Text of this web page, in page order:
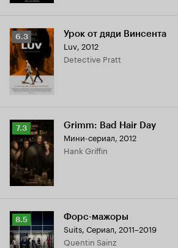
Рейтинг
Кинопоиска
6.3
6.3 Урок от дяди Винсента
Luv, 2012
Detective Pratt
Рейтинг
Кинопоиска
7.3
7.3 Grimm: Bad Hair Day
Мини-сериал, 2012
Hank Griffin
Рейтинг
Кинопоиска
8.5
8.5 Форс-мажоры
Suits, Сериал, 2011–2019
Quentin Sainz